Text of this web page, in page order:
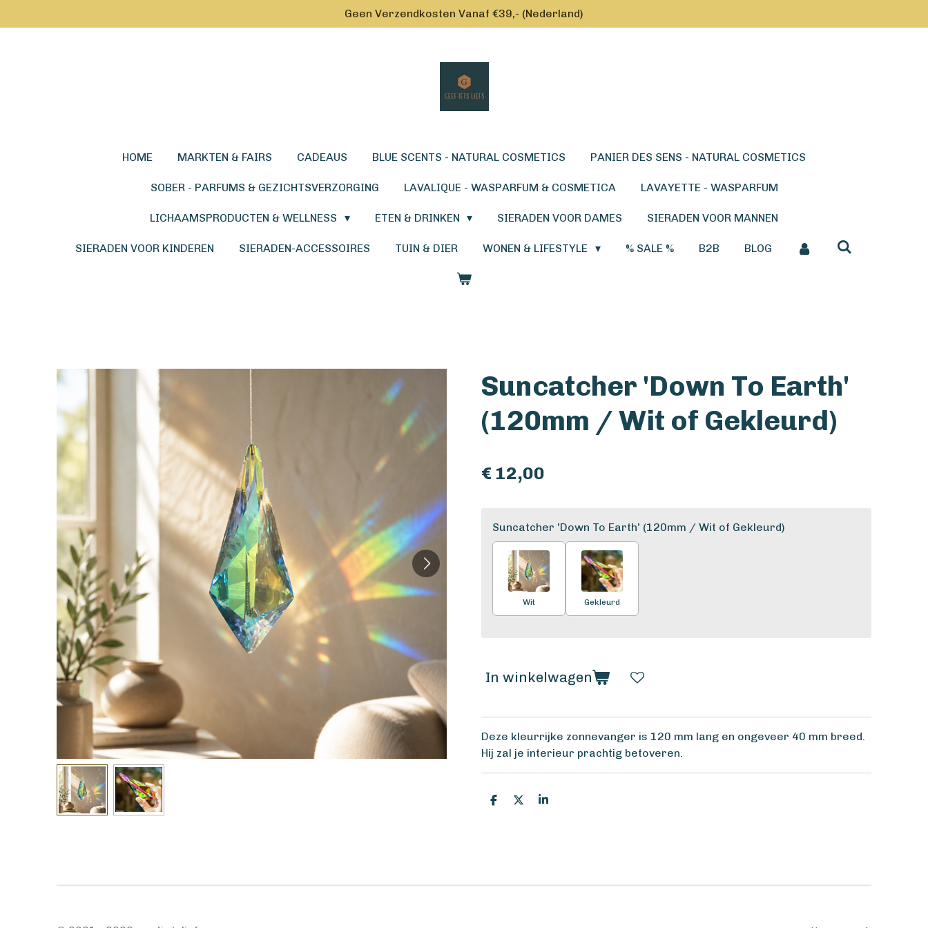
direct
Geen Verzendkosten Vanaf €39,- (Nederland)
HOME MARKTEN & FAIRS CADEAUS BLUE SCENTS - NATURAL COSMETICS PANIER DES SENS - NATURAL COSMETICS
SOBER - PARFUMS & GEZICHTSVERZORGING LAVALIQUE - WASPARFUM & COSMETICA LAVAYETTE - WASPARFUM
LICHAAMSPRODUCTEN & WELLNESS ETEN & DRINKEN SIERADEN VOOR DAMES SIERADEN VOOR MANNEN
SIERADEN VOOR KINDEREN SIERADEN-ACCESSOIRES TUIN & DIER WONEN & LIFESTYLE % SALE % B2B BLOG
Suncatcher 'Down To Earth'
(120mm / Wit of Gekleurd)
€ 12,00
Suncatcher 'Down To Earth' (120mm / Wit of Gekleurd)
Wit Gekleurd
In winkelwagen
Deze kleurrijke zonnevanger is 120 mm lang en ongeveer 40 mm breed.
Hij zal je interieur prachtig betoveren.
D
D
S